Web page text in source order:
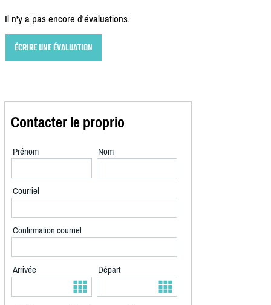
Il n'y a pas encore d'évaluations.
ÉCRIRE UNE ÉVALUATION
Contacter le proprio
Prénom Nom
Courriel
Confirmation courriel
Arrivée Départ